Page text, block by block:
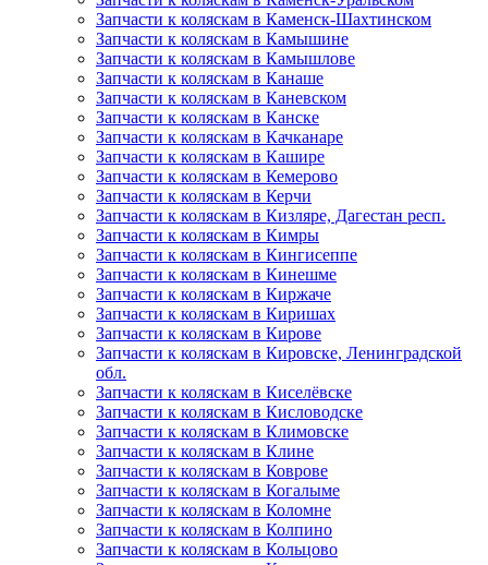
Запчасти к коляскам в Каменск-Шахтинском
Запчасти к коляскам в Камышине
Запчасти к коляскам в Камышлове
Запчасти к коляскам в Канаше
Запчасти к коляскам в Каневском
Запчасти к коляскам в Канске
Запчасти к коляскам в Качканаре
Запчасти к коляскам в Кашире
Запчасти к коляскам в Кемерово
Запчасти к коляскам в Керчи
Запчасти к коляскам в Кизляре, Дагестан респ.
Запчасти к коляскам в Кимры
Запчасти к коляскам в Кингисеппе
Запчасти к коляскам в Кинешме
Запчасти к коляскам в Киржаче
Запчасти к коляскам в Киришах
Запчасти к коляскам в Кирове
Запчасти к коляскам в Кировске, Ленинградской
обл.
Запчасти к коляскам в Киселёвске
Запчасти к коляскам в Кисловодске
Запчасти к коляскам в Климовске
Запчасти к коляскам в Клине
Запчасти к коляскам в Коврове
Запчасти к коляскам в Когалыме
Запчасти к коляскам в Коломне
Запчасти к коляскам в Колпино
Запчасти к коляскам в Кольцово